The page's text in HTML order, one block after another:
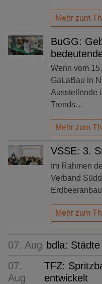
Mehr zum
BuGG:
Wenn vom
GaLaBau in
Ausstellende
Trends…
Mehr zum
VSSE: 3.
Im Rahmen
Verband
Mehr zum
07. Aug bdla:
07.
Aug
TFZ:
entwickelt